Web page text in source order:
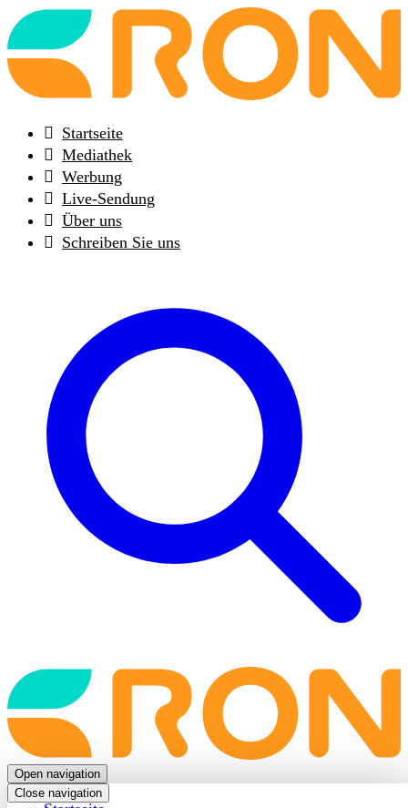
Back
to
frontpage
Startseite
Mediathek
Werbung
Live-Sendung
Über uns
Schreiben Sie uns
Back
to
frontpage
Open navigation
Close navigation